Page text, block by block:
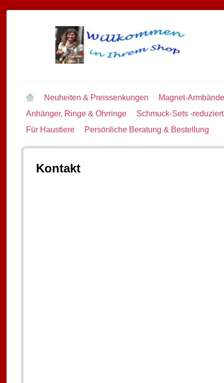
Neuheiten & Preissenkungen
Magnet-
Anhänger, Ringe & Ohrringe
Schmuck-Sets -
Für Haustiere
Persönliche Beratung & Bestellung
Kontakt